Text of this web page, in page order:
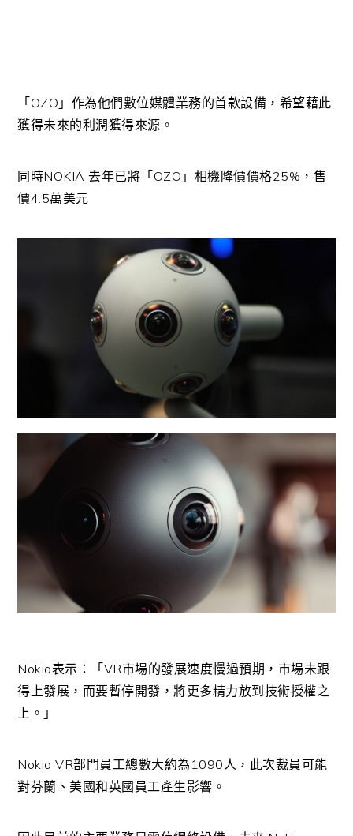
「OZO」作為他們數位媒體業務的首款設備，希望藉此
獲得未來的利潤獲得來源。
同時NOKIA 去年已將「OZO」相機降價價格25%，售
價4.5萬美元
Nokia表示：「VR市場的發展速度慢過預期，市場未跟
得上發展，而要暫停開發，將更多精力放到技術授權之
上。」
Nokia VR部門員工總數大約為1090人，此次裁員可能
對芬蘭、美國和英國員工產生影響。